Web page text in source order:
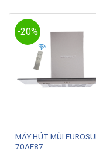
-20%
MÁY HÚT MÙI
70AF87